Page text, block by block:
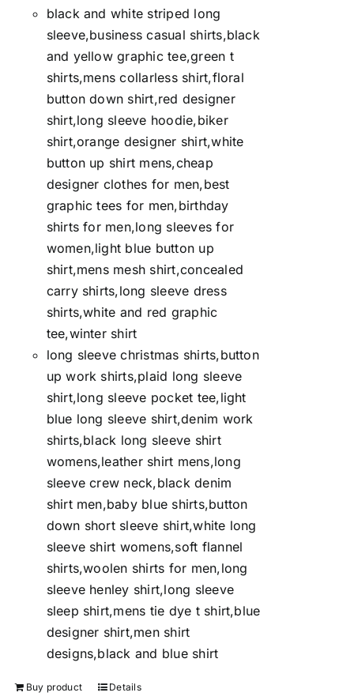
black and white striped long
sleeve,business casual shirts,black
and yellow graphic tee,green t
shirts,mens collarless shirt,floral
button down shirt,red designer
shirt,long sleeve hoodie,biker
shirt,orange designer shirt,white
button up shirt mens,cheap
designer clothes for men,best
graphic tees for men,birthday
shirts for men,long sleeves for
women,light blue button up
shirt,mens mesh shirt,concealed
carry shirts,long sleeve dress
shirts,white and red graphic
tee,winter shirt
long sleeve christmas shirts,button
up work shirts,plaid long sleeve
shirt,long sleeve pocket tee,light
blue long sleeve shirt,denim work
shirts,black long sleeve shirt
womens,leather shirt mens,long
sleeve crew neck,black denim
shirt men,baby blue shirts,button
down short sleeve shirt,white long
sleeve shirt womens,soft flannel
shirts,woolen shirts for men,long
sleeve henley shirt,long sleeve
sleep shirt,mens tie dye t shirt,blue
designer shirt,men shirt
designs,black and blue shirt
Buy product Details